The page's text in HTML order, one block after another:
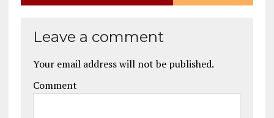
Leave a comment
Your email address will not be published.
Comment